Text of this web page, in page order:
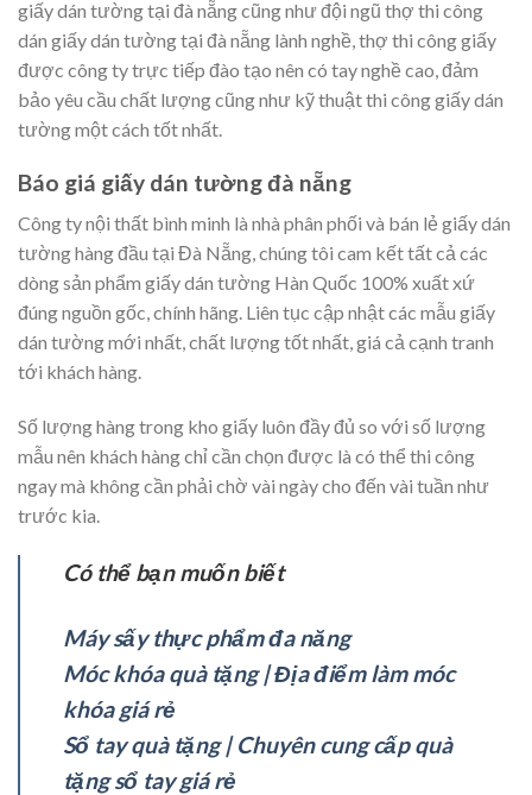
giấy dán tường tại đà nẵng cũng như đội ngũ thợ thi công
dán giấy dán tường tại đà nẵng lành nghề, thợ thi công giấy
được công ty trực tiếp đào tạo nên có tay nghề cao, đảm
bảo yêu cầu chất lượng cũng như kỹ thuật thi công giấy dán
tường một cách tốt nhất.
Báo giá giấy dán tường đà nẵng
Công ty nội thất bình minh là nhà phân phối và bán lẻ giấy dán
tường hàng đầu tại Đà Nẵng, chúng tôi cam kết tất cả các
dòng sản phẩm giấy dán tường Hàn Quốc 100% xuất xứ
đúng nguồn gốc, chính hãng. Liên tục cập nhật các mẫu giấy
dán tường mới nhất, chất lượng tốt nhất, giá cả cạnh tranh
tới khách hàng.
Số lượng hàng trong kho giấy luôn đầy đủ so với số lượng
mẫu nên khách hàng chỉ cần chọn được là có thể thi công
ngay mà không cần phải chờ vài ngày cho đến vài tuần như
trước kia.
Có thể bạn muốn biết
Máy sấy thực phẩm đa năng
Móc khóa quà tặng | Địa điểm làm móc
khóa giá rẻ
Sổ tay quà tặng | Chuyên cung cấp quà
tặng sổ tay giá rẻ